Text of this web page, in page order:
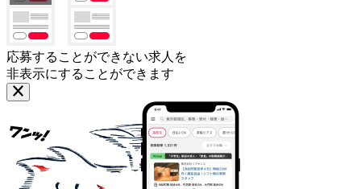
応募することができない求人を
非表示にすることができます